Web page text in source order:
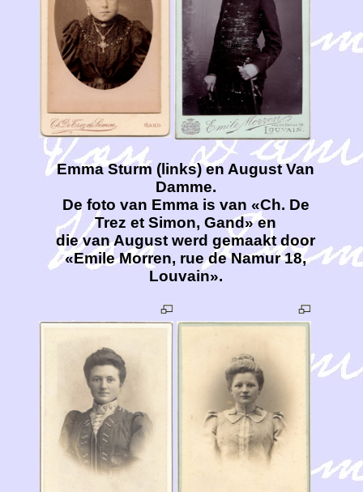
Emma Sturm (links) en August Van
Damme.
De foto van Emma is van «Ch. De
Trez et Simon, Gand» en
die van August werd gemaakt door
«Emile Morren, rue de Namur 18,
Louvain».